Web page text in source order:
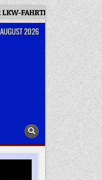
FAHRTEN AN
2026